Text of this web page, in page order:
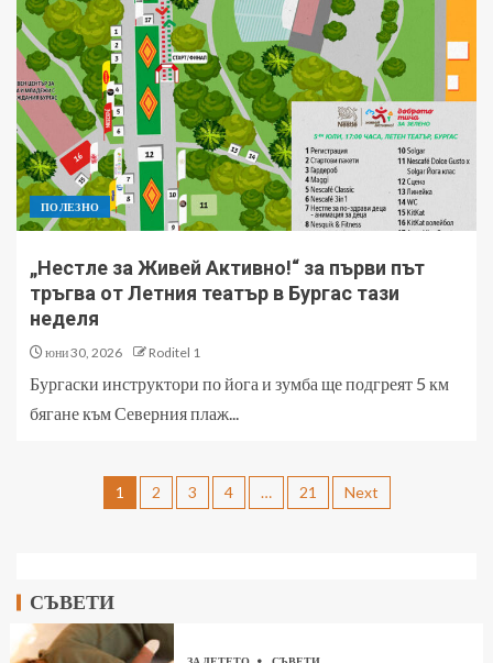
ПОЛЕЗНО
„Нестле за Живей Активно!“ за първи път
тръгва от Летния театър в Бургас тази
неделя
юни 30, 2026 Roditel 1
Бургаски инструктори по йога и зумба ще подгреят 5 км
бягане към Северния плаж...
1 2 3 4 … 21 Next
СЪВЕТИ